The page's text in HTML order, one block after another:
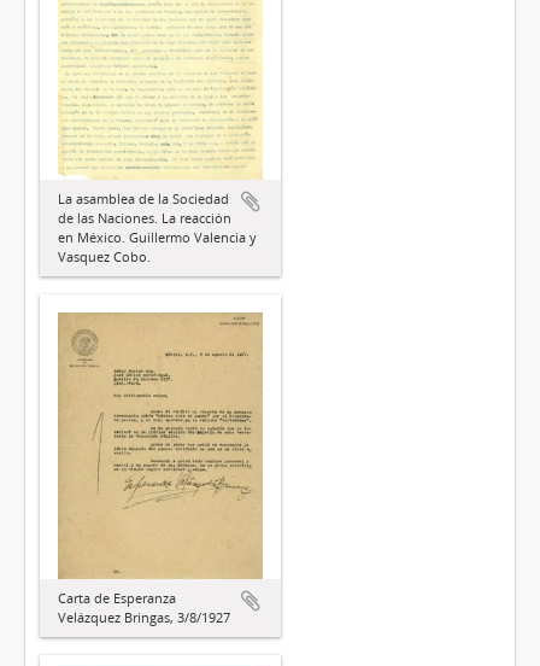
La asamblea de la Sociedad
de las Naciones. La reacción
en México. Guillermo Valencia y
Vasquez Cobo.
Carta de Esperanza
Velázquez Bringas, 3/8/1927